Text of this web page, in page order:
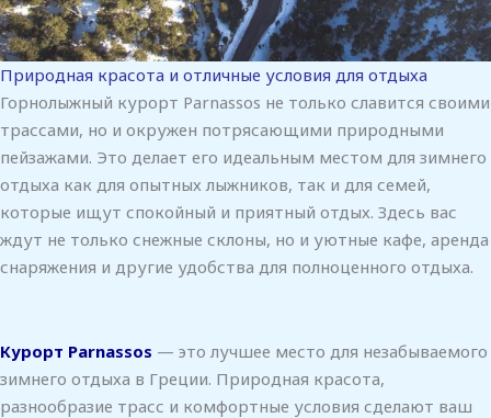
Природная красота и отличные условия для отдыха
Горнолыжный курорт Parnassos не только славится своими
трассами, но и окружен потрясающими природными
пейзажами. Это делает его идеальным местом для зимнего
отдыха как для опытных лыжников, так и для семей,
которые ищут спокойный и приятный отдых. Здесь вас
ждут не только снежные склоны, но и уютные кафе, аренда
снаряжения и другие удобства для полноценного отдыха.
Курорт Parnassos — это лучшее место для незабываемого
зимнего отдыха в Греции. Природная красота,
разнообразие трасс и комфортные условия сделают ваш